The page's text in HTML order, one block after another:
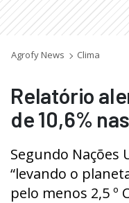
Agrofy News Clima
Relatório
de 10,6%
Segundo Nações
“levando o
pelo menos 2,5 º